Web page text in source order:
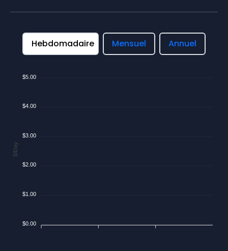
Hebdomadaire Mensuel Annuel
$5.00
$4.00
$3.00
$2.00
$1.00
$0.00
$/Day